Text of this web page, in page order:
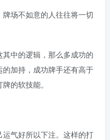
场不如意的人往往将一切
中的逻辑，那么多成功的
加持，成功牌手还有高于
的软技能。
气好所以下注。这样的打